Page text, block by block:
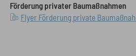
Förderung privater Baumaßnahmen
Flyer Förderung private